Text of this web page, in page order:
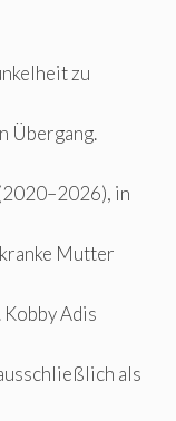
zu
Übergang.
in
Mutter
Adis
als